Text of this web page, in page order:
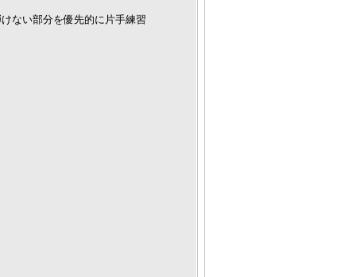
ない部分を優先的に片手練習